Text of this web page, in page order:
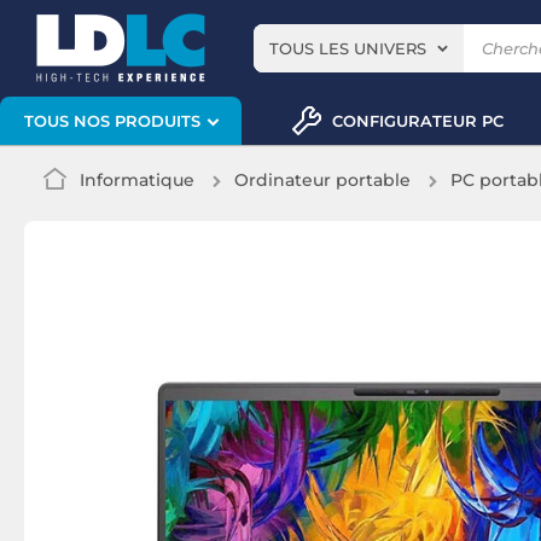
TOUS LES UNIVERS
TOUS NOS PRODUITS CONFIGURATEUR PC
Informatique Ordinateur portable PC